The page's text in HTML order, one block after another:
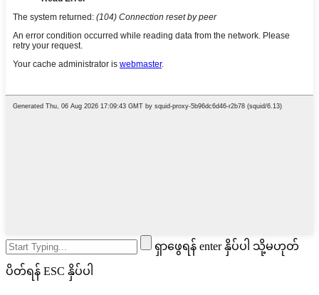
ရှာဖွေရန် enter နှိပ်ပါ သို့မဟုတ်
ပိတ်ရန် ESC နှိပ်ပါ